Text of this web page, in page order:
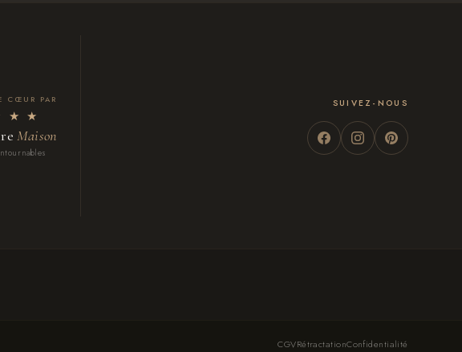
CŒUR PAR
★ ★
Maison
SUIVEZ-NOUS
CGVRétractationConfidentialité